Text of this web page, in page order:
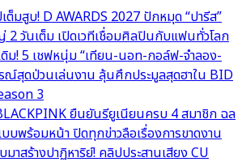
ต็มสูบ! D AWARDS 2027 ปักหมุด “ปารีส”
2 วันเต็ม เปิดเวทีเชื่อมศิลปินกับแฟนทั่วโลก
ดิม! 5 เชฟหนุ่ม “เทียน-นอท-กอล์ฟ-จำลอง-
ณ์สุดป่วนเล่นงาน ลุ้นศึกประมูลสุดฮาใน BID
3
ยืนยันรียูเนียนครบ 4 สมาชิก ฉล
บพร้อมหน้า ปิดทุกข่าวลือเรื่องการขาดงาน
าสร้างปาฏิหาริย์! คลิปประสานเสียง CU